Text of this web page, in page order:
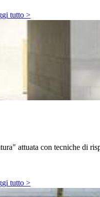
tutto >
attuata con tecniche di
tutto >